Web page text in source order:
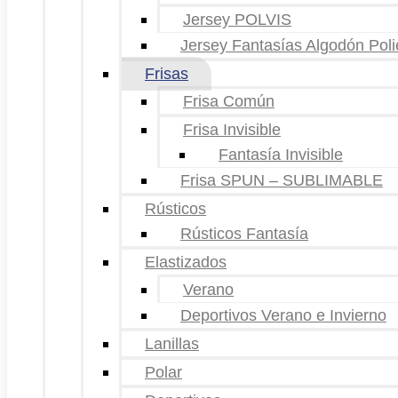
Jersey POLVIS
Jersey Fantasías Algodón
Frisas
Frisa Común
Frisa Invisible
Fantasía Invisible
Frisa SPUN – SUBLIMABLE
Rústicos
Rústicos Fantasía
Elastizados
Verano
Deportivos Verano e Invierno
Lanillas
Polar